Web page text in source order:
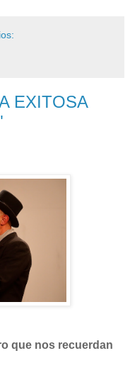
EXITOSA
que nos recuerdan